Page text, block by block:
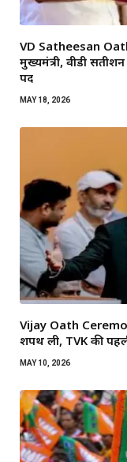
VD Satheesan
मुख्यमंत्री, वीडी
पद
MAY 18, 2026
Vijay Oath
शपथ ली, TVK की
MAY 10, 2026